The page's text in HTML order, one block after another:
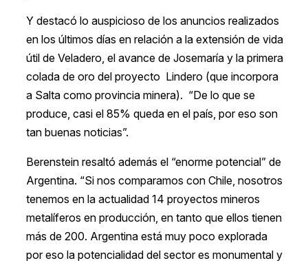
Y destacó lo auspicioso de los anuncios realizados
en los últimos días en relación a la extensión de vida
útil de Veladero, el avance de Josemaría y la primera
colada de oro del proyecto Lindero (que incorpora
a Salta como provincia minera). “De lo que se
produce, casi el 85% queda en el país, por eso son
tan buenas noticias”.
Berenstein resaltó además el “enorme potencial” de
Argentina. “Si nos comparamos con Chile, nosotros
tenemos en la actualidad 14 proyectos mineros
metalíferos en producción, en tanto que ellos tienen
más de 200. Argentina está muy poco explorada
por eso la potencialidad del sector es monumental y